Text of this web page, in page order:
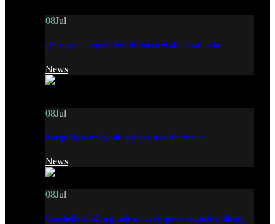
08Jul
¿Por qué el pop celebra de nuevo el ala desafinada
News
08Jul
Korgs Mystery-Synth: qué hay tras el misterio
News
08Jul
Coachella 2027: agotado antes de que se anuncie el lineup